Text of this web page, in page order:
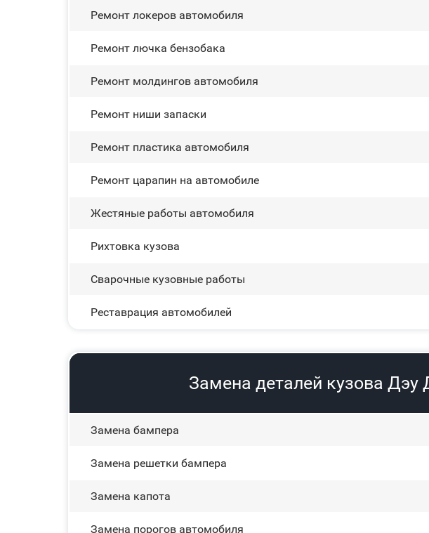
Ремонт лoĸepoв автомобиля
Ремонт лючка бензобака
Ремонт молдингов автомобиля
Ремонт ниши запаски
Ремонт пластика автомобиля
Ремонт царапин на автомобиле
Жестяные работы автомобиля
Рихтовка кузова
Сварочные кузовные работы
Реставрация автомобилей
Замена деталей кузова Дэу
Замена бампера
Замена решетки бампера
Замена капота
Замена порогов автомобиля